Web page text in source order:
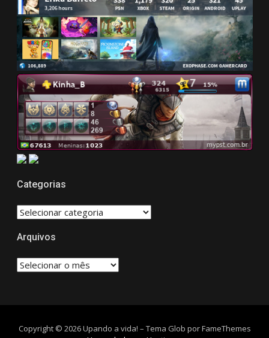
Categorias
CATEGORIAS
Arquivos
Arquivos
Copyright © 2026 Upando a vida! – Tema Glob porFameThemes